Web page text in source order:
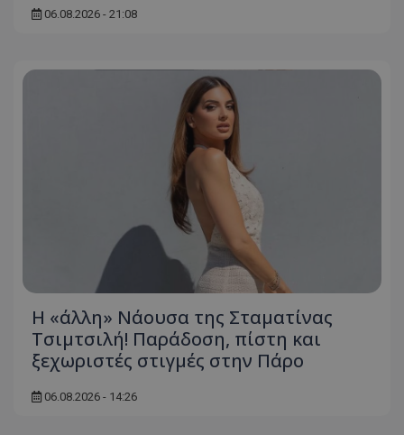
06.08.2026 - 21:08
Η «άλλη» Νάουσα της Σταματίνας
Τσιμτσιλή! Παράδοση, πίστη και
ξεχωριστές στιγμές στην Πάρο
06.08.2026 - 14:26